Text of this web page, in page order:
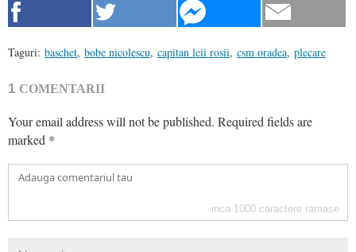
Taguri: baschet, bobe nicolescu, capitan leii rosii, csm oradea, plecare
1 COMENTARII
Your email address will not be published. Required fields are
marked *
inca 1000 caractere ramase